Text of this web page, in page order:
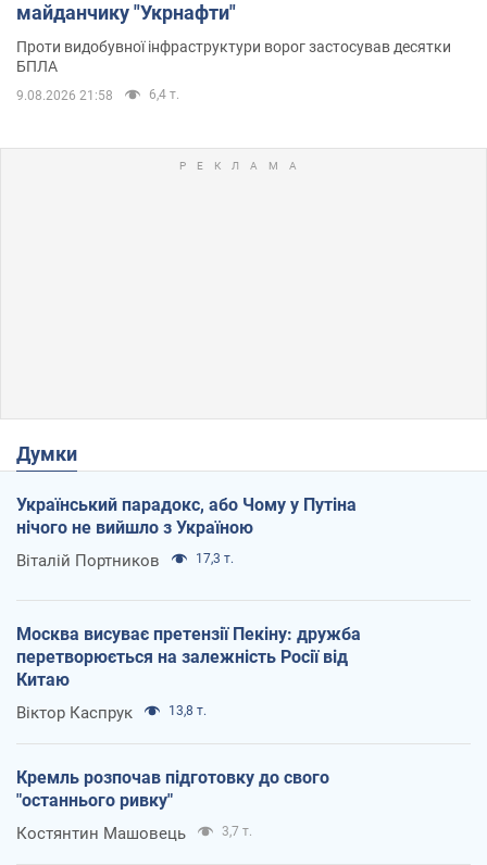
майданчику "Укрнафти"
Проти видобувної інфраструктури ворог застосував десятки
БПЛА
9.08.2026 21:58 6,4 т.
Думки
Український парадокс, або Чому у Путіна
нічого не вийшло з Україною
Віталій Портников 17,3 т.
Москва висуває претензії Пекіну: дружба
перетворюється на залежність Росії від
Китаю
Віктор Каспрук 13,8 т.
Кремль розпочав підготовку до свого
"останнього ривку"
Костянтин Машовець 3,7 т.